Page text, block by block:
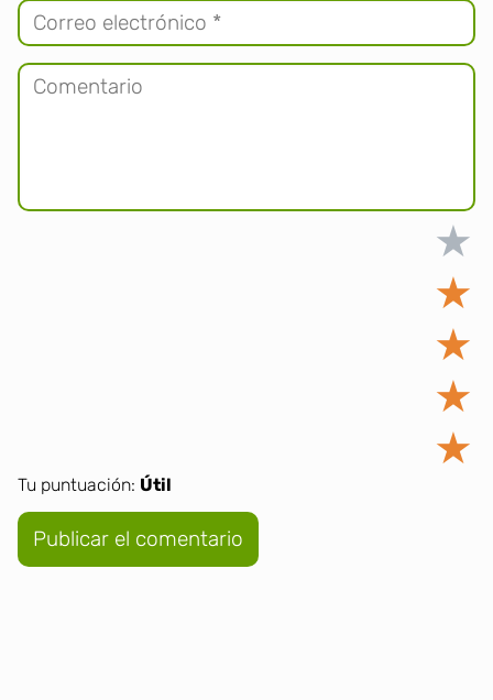
★
★
★
★
★
Tu puntuación: Útil